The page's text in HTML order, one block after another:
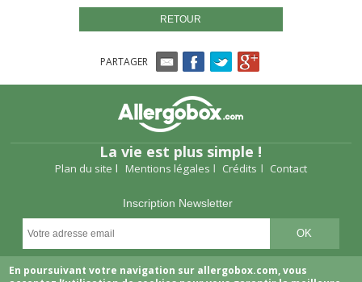
RETOUR
PARTAGER
La vie est plus simple !
Plan du site Mentions légales Crédits Contact
Inscription Newsletter
Suivez-nous
En poursuivant votre navigation sur allergobox.com, vous